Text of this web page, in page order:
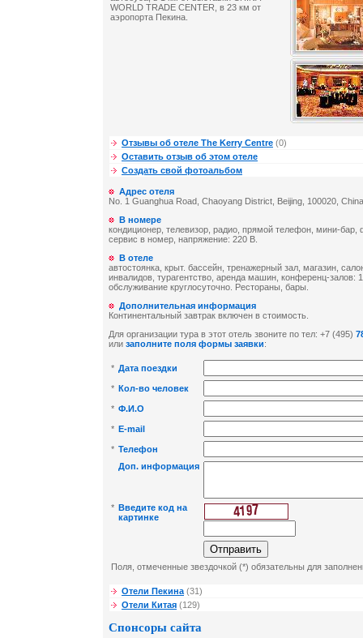
WORLD TRADE CENTER, в 23 км от
аэропорта Пекина.
Отзывы об отеле The Kerry Centre (0)
Оставить отзыв об этом отеле
Создать свой фотоальбом
Адрес отеля
No. 1 Guanghua Road, Chaoyang District, Beijing, 100020, China
В номере
кондиционер, телевизор, радио, прямой телефон, мини-бар,
сервис в номер, напряжение: 220 В.
В отеле
автостоянка, крыт. бассейн, тренажерный зал, магазин,
инвалидов, турагентство, аренда машин, конференц-залов:
обслуживание круглосуточно. Рестораны, бары.
Дополнительная информация
Континентальный завтрак включен в стоимость.
Для организации тура в этот отель звоните по тел: +7 (495)
или заполните поля формы заявки:
* Дата поездки
* Кол-во человек
* Ф.И.О
* E-mail
* Телефон
Доп. информация
* Введите код на
картинке
Поля, отмеченные звездочкой (*) обязательны для
Отели Пекина(31)
Отели Китая (129)
Спонсоры сайта